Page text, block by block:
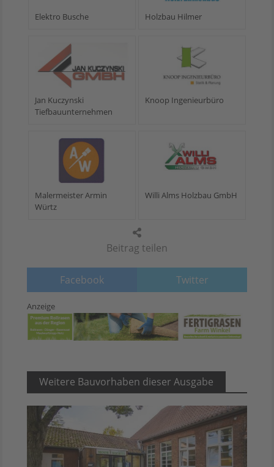
Beitrag teilen
Facebook Twitter
Elektro Busche Holzbau Hilmer
Jan Kuczynski
Tiefbauunternehmen
Knoop Ingenieurbüro
Malermeister Armin
Würtz
Willi Alms Holzbau GmbH
Anzeige
Weitere Bauvorhaben dieser Ausgabe